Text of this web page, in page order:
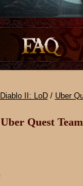
II: LoD/ Uber
Uber Quest